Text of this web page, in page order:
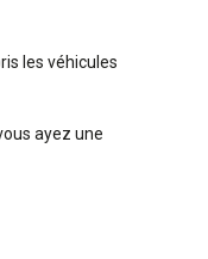
les véhicules
ayez une